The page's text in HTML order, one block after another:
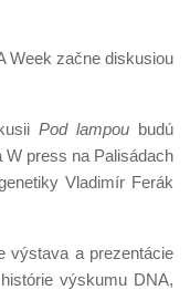
Week začne diskusiou
Pod lampou budú
press na Palisádach
Vladimír Ferák
výstava a prezentácie
výskumu DNA,